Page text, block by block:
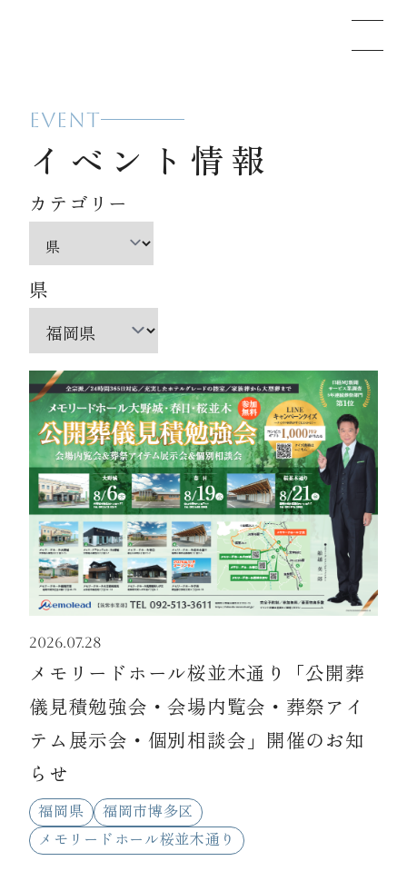
メモリードのお葬式について
葬儀の流れ
事例
施設案内
お知らせ
資料請求
お見積もり
お問合わせ
EVENT
イベント情報
カテゴリー
県
2026.07.28
メモリードホール桜並木通り「公開葬
儀見積勉強会・会場内覧会・葬祭アイ
テム展示会・個別相談会」開催のお知
らせ
福岡県
福岡市博多区
メモリードホール桜並木通り